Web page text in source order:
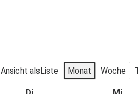
Ansicht alsListe Monat Woche